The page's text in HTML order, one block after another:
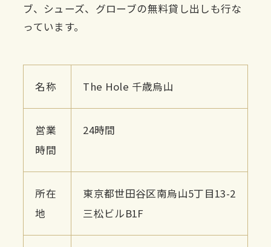
ブ、シューズ、グローブの無料貸し出しも行な
っています。
名称 The Hole 千歳烏山
営業
時間
24時間
所在
地
東京都世田谷区南烏山5丁目13-2
三松ビルB1F